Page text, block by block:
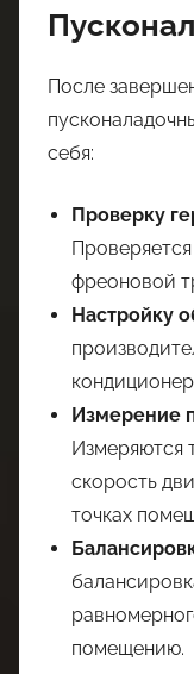
После
себя:
Проверку
фреоновой
Настройку
Измерение
Измеряются
скорость
точках
помещению.